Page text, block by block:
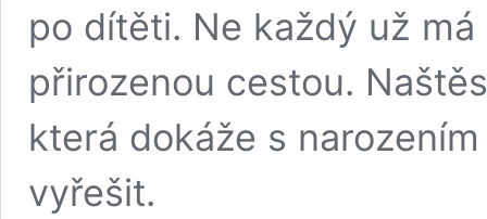
po dítěti. Ne každý už
přirozenou cestou.
která dokáže s
vyřešit.